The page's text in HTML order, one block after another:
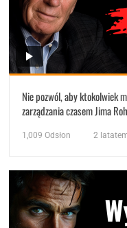
Nie pozwól, aby ktokolwiek
zarządzania czasem Jima
1,009 Odsłon 2